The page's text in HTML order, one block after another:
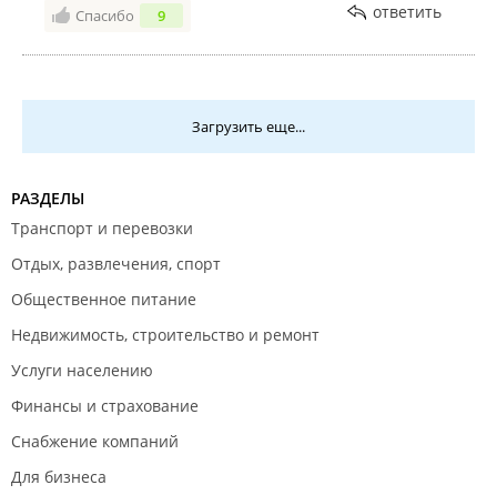
Спасибо 9 ответить
Загрузить еще...
РАЗДЕЛЫ
Транспорт и перевозки
Отдых, развлечения, спорт
Общественное питание
Недвижимость, строительство и ремонт
Услуги населению
Финансы и страхование
Снабжение компаний
Для бизнеса